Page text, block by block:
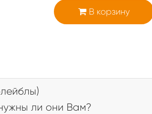
В корзину
ли они Вам?